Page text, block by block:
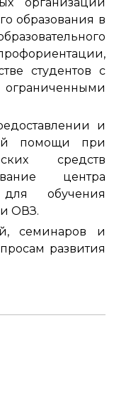
образования в
студентов с
и
помощи при
средств
центра
для обучения
ОВЗ.
семинаров и
развития